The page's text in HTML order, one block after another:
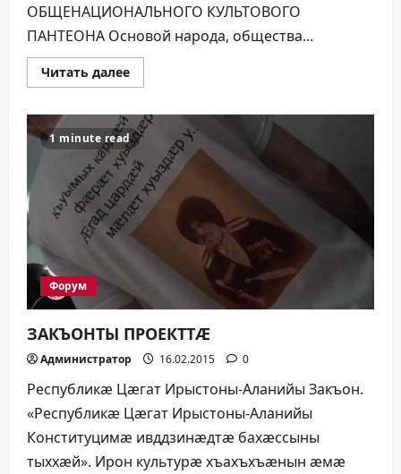
ОБЩЕНАЦИОНАЛЬНОГО КУЛЬТОВОГО
ПАНТЕОНА Основой народа, общества...
Читать далееПрочитать
больше
НАРОДНОГО
ЕДИНЕНИЯ
1 minute read
Форум
ЗАКЪОНТЫ ПРОЕКТТÆ
Администратор 16.02.2015 0
Республикæ Цæгат Ирыстоны-Аланийы Закъон.
«Республикæ Цæгат Ирыстоны-Аланийы
Конституцимæ ивддзинæдтæ бахæссыны
тыххæй». Ирон культурæ хъахъхъæнын æмæ